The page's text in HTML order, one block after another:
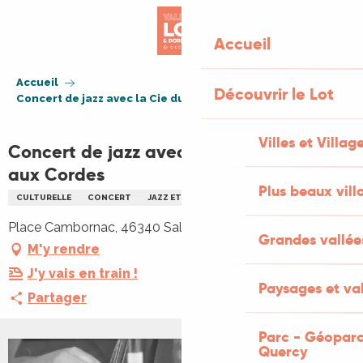
Accueil
Découvrir le Lot
Villes et
Plus beaux
Grandes
Paysages et
Parc -
Quercy
Accueil
Concert de jazz avec la Cie du Souffle aux Cordes
Concert de jazz avec la Cie du Souffle
aux Cordes
CULTURELLE CONCERT JAZZ ET BLUES
Place Cambornac, 46340 Salviac
M'y rendre
J'y vais en train !
Partager